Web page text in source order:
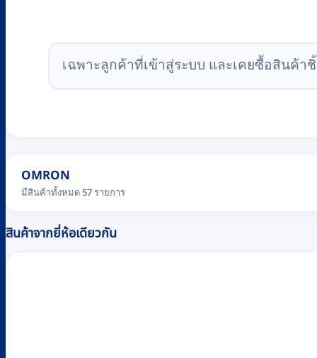
เฉพาะลูกค้าที่เข้าสู่ระบบ และเคยซื้อสินค้
OMRON
มีสินค้าทั้งหมด 57 รายการ
สินค้าจากยี่ห้อเดียวกัน